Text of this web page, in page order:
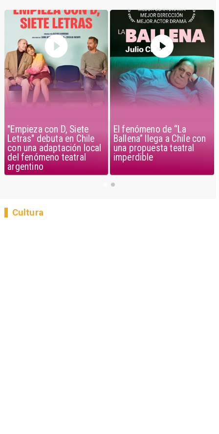
El fenómeno de “La
Ballena” llega a Chile con
una propuesta teatral
imperdible
"Empieza con D, Siete
Letras" debuta en Chile
con una adaptación local
del fenómeno teatral
Cultura